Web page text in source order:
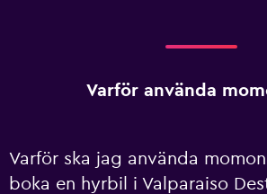
Varför använda
Varför ska jag använda
boka en hyrbil i Valparaiso